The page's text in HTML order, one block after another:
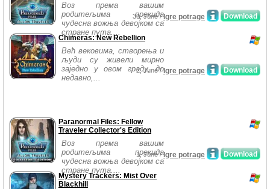
Воз према вашим
родитељима прекида
чудесна вожња девојком са
стране пута....
Download
30, June /Igre potrage
Chimeras: New Rebellion
Већ вековима, створења и
људи су живели мирно
заједно у овом граду, до
недавно,...
Download
2, June /Igre potrage
Paranormal Files: Fellow
Traveler Collector's Edition
Воз према вашим
родитељима прекида
чудесна вожња девојком са
стране пута....
Download
1, June /Igre potrage
Mystery Trackers: Mist Over
Blackhill